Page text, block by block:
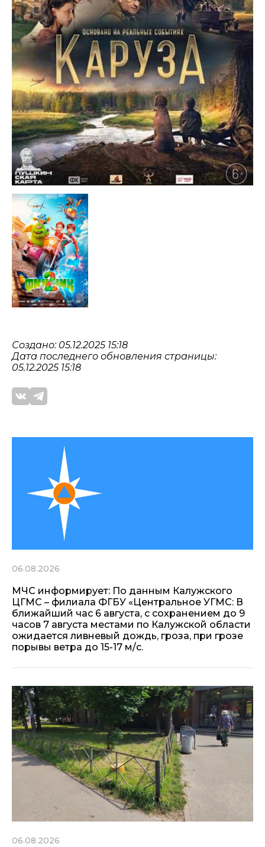
Создано: 05.12.2025 15:18
Дата последнего обновления страницы:
05.12.2025 15:18
06.08.2026
МЧС информирует: По данным Калужского
ЦГМС – филиала ФГБУ «Центральное УГМС: В
ближайший час 6 августа, с сохранением до 9
часов 7 августа местами по Калужской области
ожидается ливневый дождь, гроза, при грозе
порывы ветра до 15-17 м/с.
06.08.2026